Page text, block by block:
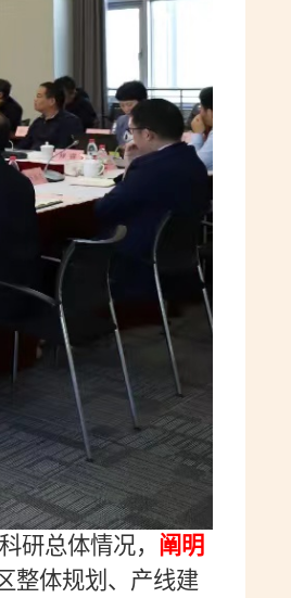
研总体情况， 阐明
整体规划、产线建